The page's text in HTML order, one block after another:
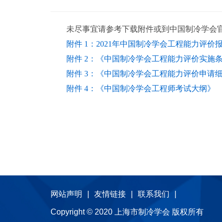
未尽事宜请参考下载附件或到中国制冷学
附件 1：2021年中国制冷学会工程能力评价
附件 2：《中国制冷学会工程能力评价实施
附件 3：《中国制冷学会工程能力评价申请
附件 4：《中国制冷学会工程师考试大纲》
网站声明 友情链接 联系我们
Copyright © 2020 上海市制冷学会 版权所有